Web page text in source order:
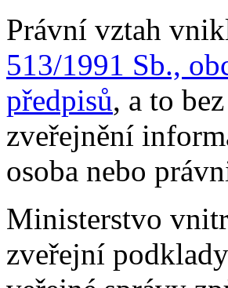
Právní vztah
513/1991 Sb.,
předpisů, a to
zveřejnění
osoba nebo
Ministerstvo
zveřejní